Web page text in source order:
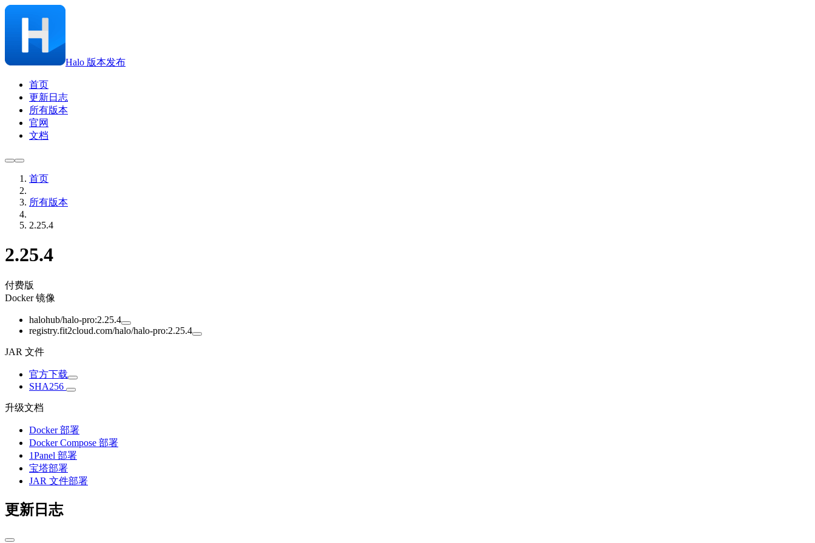
Halo 版本发布
首页
更新日志
所有版本
官网
文档
首页
所有版本
2.25.4
2.25.4
付费版
Docker 镜像
halohub/halo-pro:2.25.4
registry.fit2cloud.com/halo/halo-pro:2.25.4
JAR 文件
官方下载
SHA256
升级文档
Docker 部署
Docker Compose 部署
1Panel 部署
宝塔部署
JAR 文件部署
更新日志